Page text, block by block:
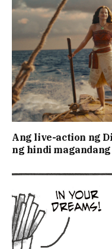
Ang live-action ng
ng hindi